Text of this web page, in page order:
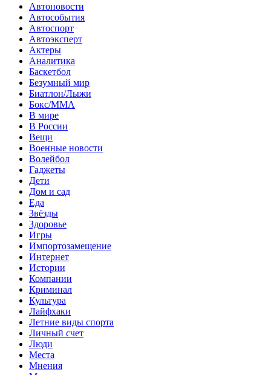
Автоновости
Автособытия
Автоспорт
Автоэксперт
Актеры
Аналитика
Баскетбол
Безумный мир
Биатлон/Лыжи
Бокс/MMA
В мире
В России
Вещи
Военные новости
Волейбол
Гаджеты
Дети
Дом и сад
Еда
Звёзды
Здоровье
Игры
Импортозамещение
Интернет
Истории
Компании
Криминал
Культура
Лайфхаки
Летние виды спорта
Личный счет
Люди
Места
Мнения